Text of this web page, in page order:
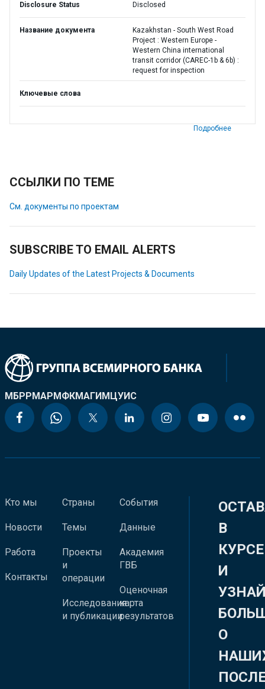
Disclosure Status Disclosed
Название документа
Kazakhstan - South West Road
Project : Western Europe -
Western China international
transit corridor (CAREC-1b & 6b) :
request for inspection
Ключевые слова
Подробнее
ССЫЛКИ ПО ТЕМЕ
См. документы по проектам
SUBSCRIBE TO EMAIL ALERTS
Daily Updates of the Latest Projects & Documents
МБРРМАРМФКМАГИМЦУИС
Кто мы
Новости
Работа
Контакты
Страны
Темы
Проекты
и
операции
Исследования
и публикации
События
Данные
Академия
ГВБ
Оценочная
карта
результатов
В
КУРСЕ
И
О